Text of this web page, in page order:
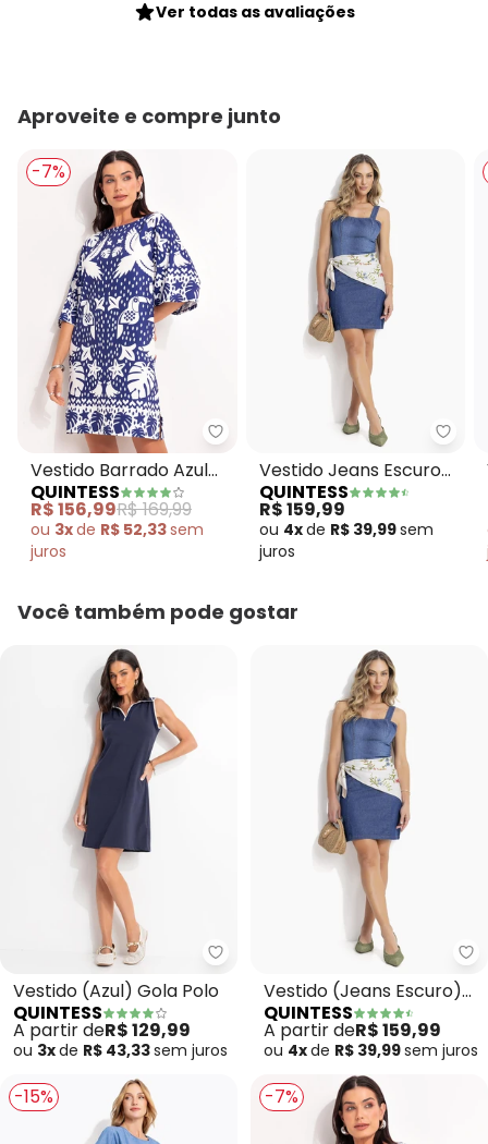
Ver todas as avaliações
Aproveite e compre junto
-7%
Quintess - Vestido Barrado
Vestido Barrado Azul
em Malha Fria
QUINTESS
R$ 156,99R$ 169,99
ou 3xde R$ 52,33sem
juros
Vestido Jeans Escuro
Tubinho com Abertura
Costas
QUINTESS
R$ 159,99
ou 4xde R$ 39,99sem
juros
Você também pode gostar
Quintess - Vestido (Azul) Gola
Vestido (Azul) Gola Polo
QUINTESS
A partir deR$ 129,99
ou 3xde R$ 43,33sem juros
Vestido (Jeans Escuro)
Tubinho com Abertura
Costas
QUINTESS
A partir deR$ 159,99
ou 4xde R$ 39,99sem juros
-15% -7%